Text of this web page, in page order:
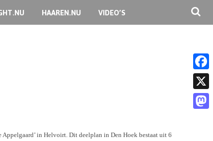
HAAREN.NU VIDEO’S
Appelgaard’ in Helvoirt. Dit deelplan in Den Hoek bestaat uit 6
F
a
c
X